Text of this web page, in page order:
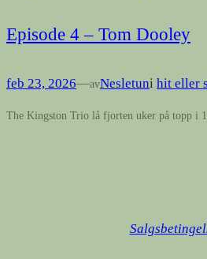
Episode 4 – Tom Dooley
feb 23, 2026—avNesletuni hit eller
The Kingston Trio lå fjorten uker på topp i